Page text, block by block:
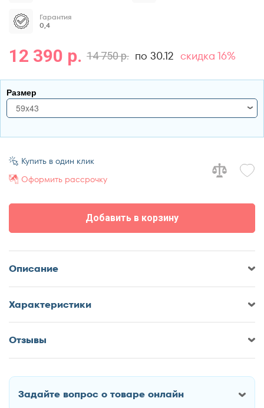
Гарантия
0,4
14 750 р.
12 390 р. по 30.12 скидка 16%
Размер
59x43
Добавить в корзину
Купить в один клик
Оформить рассрочку
Описание
Характеристики
Отзывы
Оставить отзыв о Подушка darwin
Как Вас зовут?
Задайте вопрос о товаре онлайн